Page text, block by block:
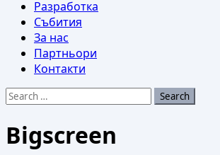
Разработка
Събития
За нас
Партньори
Контакти
Search
Bigscreen